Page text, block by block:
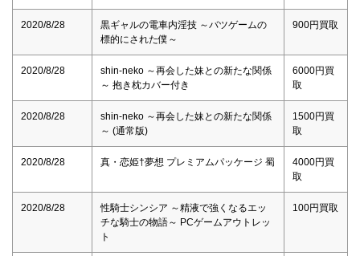
2020/8/28
黒ギャルの電車内淫技 ～バツゲームの
標的にされた僕～
900円買取
2020/8/28
shin-neko ～再会した妹との新たな関係
～ 抱き枕カバー付き
6000円買
取
2020/8/28
shin-neko ～再会した妹との新たな関係
～ (通常版)
1500円買
取
2020/8/28 真・恋姫†夢想 プレミアムパッケージ 蜀
4000円買
取
2020/8/28
性騎士シンシア ～精液で強くなるエッ
チな騎士の物語～ PCゲームアウトレッ
ト
100円買取